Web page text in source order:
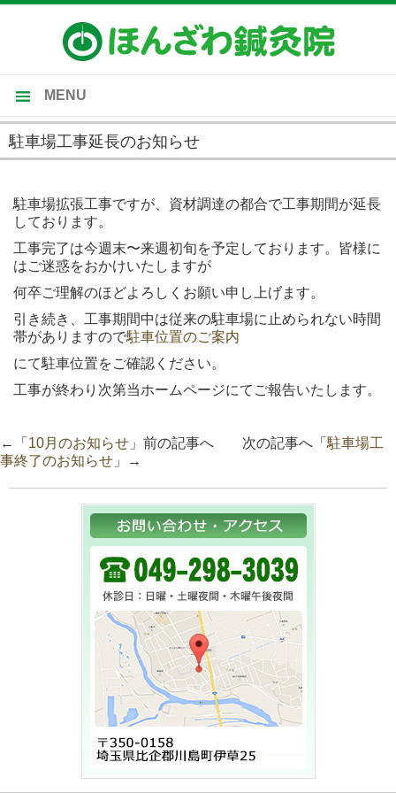
MENU
トップ
施術内容
受付時間・施術料金
施術の流れ・Ｑ＆Ａ
駐車場工事延長のお知らせ
駐車場拡張工事ですが、資材調達の都合で工事期間が延長
しております。
工事完了は今週末〜来週初旬を予定しております。皆様に
はご迷惑をおかけいたしますが
何卒ご理解のほどよろしくお願い申し上げます。
引き続き、工事期間中は従来の駐車場に止められない時間
帯がありますので駐車位置のご案内
にて駐車位置をご確認ください。
工事が終わり次第当ホームページにてご報告いたします。
←「 10月のお知らせ 」前の記事へ 次の記事へ「 駐車場工
事終了のお知らせ 」→